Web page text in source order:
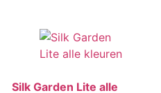
Silk Garden Lite alle